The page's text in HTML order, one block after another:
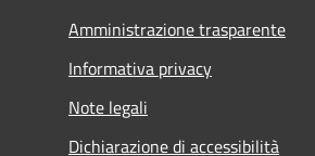
Amministrazione trasparente
Informativa privacy
Note legali
Dichiarazione di accessibilità